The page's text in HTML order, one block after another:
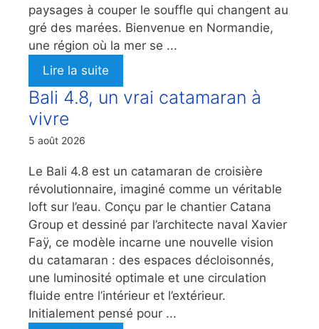
paysages à couper le souffle qui changent au
gré des marées. Bienvenue en Normandie,
une région où la mer se ...
Lire la suite
Bali 4.8, un vrai catamaran à
vivre
5 août 2026
Le Bali 4.8 est un catamaran de croisière
révolutionnaire, imaginé comme un véritable
loft sur l’eau. Conçu par le chantier Catana
Group et dessiné par l’architecte naval Xavier
Faÿ, ce modèle incarne une nouvelle vision
du catamaran : des espaces décloisonnés,
une luminosité optimale et une circulation
fluide entre l’intérieur et l’extérieur.
Initialement pensé pour ...